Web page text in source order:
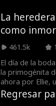
Pérez ,
Casales. A
protección de
resuelve cada
se reveló la
pudo reunirse.
alrededor de
equivocada,
larga
frente de la
carrera
alían para
amor en medio
La
como
461.5k
El día de la
la primogénita
ahora por Ellie,
Atada por una
Sebastian, un
Regresar